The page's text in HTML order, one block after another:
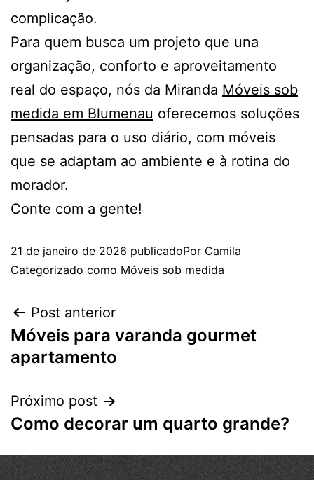
complicação.
Para quem busca um projeto que una
organização, conforto e aproveitamento
real do espaço, nós da Miranda Móveis sob
medida em Blumenau oferecemos soluções
pensadas para o uso diário, com móveis
que se adaptam ao ambiente e à rotina do
morador.
Conte com a gente!
21 de janeiro de 2026 publicadoPor Camila
Categorizado como Móveis sob medida
Post anterior
Móveis para varanda gourmet
apartamento
Próximo post
Como decorar um quarto grande?